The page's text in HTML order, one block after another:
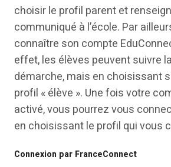
choisir le profil parent et
communiqué à l’école. Par
connaître son compte
effet, les élèves peuvent suivre
démarche, mais en choisissant
profil « élève ». Une fois votre
activé, vous pourrez vous
en choisissant le profil qui vous
Connexion par FranceConnect